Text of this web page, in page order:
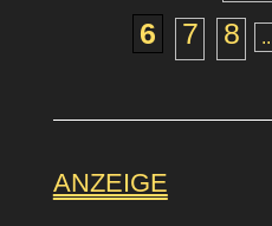
6
7 8
ANZEIGE